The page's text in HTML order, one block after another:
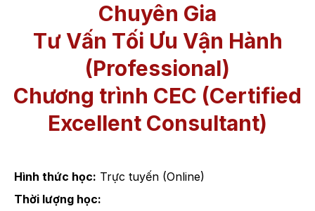
Chuyên Gia
Tư Vấn Tối Ưu Vận Hành
(Professional)
Chương trình CEC (Certified
Excellent Consultant)
Hình thức học: Trực tuyến (Online)
Thời lượng học: